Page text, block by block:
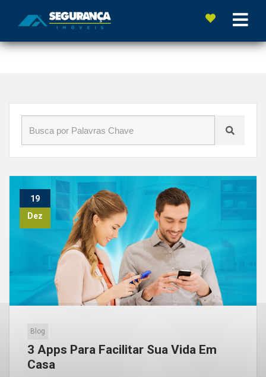
Início»Blog»rotina
19
Dez
Blog
3 Apps Para Facilitar Sua Vida Em
Casa